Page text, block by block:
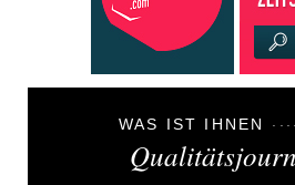
WAS IST IHNEN